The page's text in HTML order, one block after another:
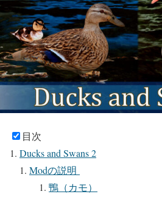
目次
Ducks and Swans 2
Modの説明
鴨（カモ）